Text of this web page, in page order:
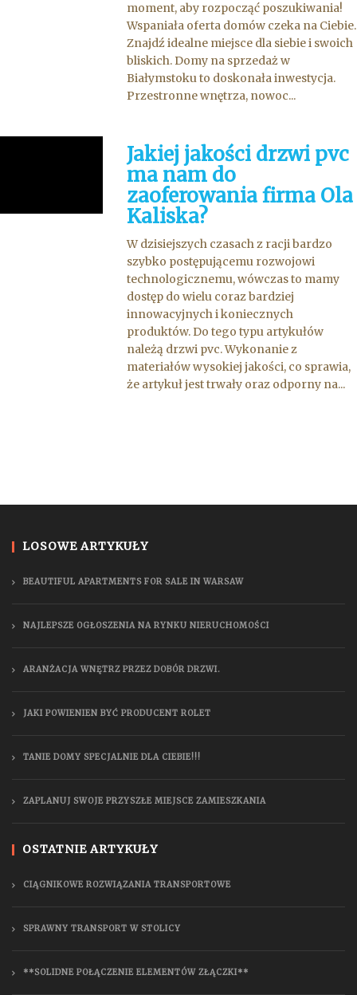
moment, aby rozpocząć poszukiwania!
Wspaniała oferta domów czeka na Ciebie.
Znajdź idealne miejsce dla siebie i swoich
bliskich. Domy na sprzedaż w
Białymstoku to doskonała inwestycja.
Przestronne wnętrza, nowoc...
Jakiej jakości drzwi pvc
ma nam do
zaoferowania firma Ola
Kaliska?
W dzisiejszych czasach z racji bardzo
szybko postępującemu rozwojowi
technologicznemu, wówczas to mamy
dostęp do wielu coraz bardziej
innowacyjnych i koniecznych
produktów. Do tego typu artykułów
należą drzwi pvc. Wykonanie z
materiałów wysokiej jakości, co sprawia,
że artykuł jest trwały oraz odporny na...
LOSOWE ARTYKUŁY
BEAUTIFUL APARTMENTS FOR SALE IN WARSAW
NAJLEPSZE OGŁOSZENIA NA RYNKU NIERUCHOMOŚCI
ARANŻACJA WNĘTRZ PRZEZ DOBÓR DRZWI.
JAKI POWIENIEN BYĆ PRODUCENT ROLET
TANIE DOMY SPECJALNIE DLA CIEBIE!!!
ZAPLANUJ SWOJE PRZYSZŁE MIEJSCE ZAMIESZKANIA
OSTATNIE ARTYKUŁY
CIĄGNIKOWE ROZWIĄZANIA TRANSPORTOWE
SPRAWNY TRANSPORT W STOLICY
**SOLIDNE POŁĄCZENIE ELEMENTÓW ZŁĄCZKI**